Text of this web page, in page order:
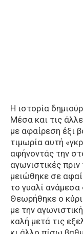
Η ιστορία
Μέσα και τις
με αφαίρεση έξι
τιμωρία αυτή
αφήνοντάς την
αγωνιστικές πριν
μειώθηκε σε
το γυαλί ανάμεσα
Θεωρήθηκε ο
με την
καλή μετά τις